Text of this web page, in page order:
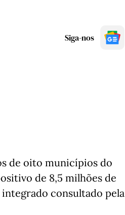
Siga-nos
de oito municípios do
de 8,5 milhões de
consultado pela